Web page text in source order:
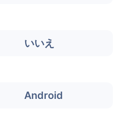
いいえ
Android